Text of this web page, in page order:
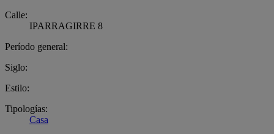
Calle:
IPARRAGIRRE 8
Período general:
Siglo:
Estilo:
Tipologías:
Casa